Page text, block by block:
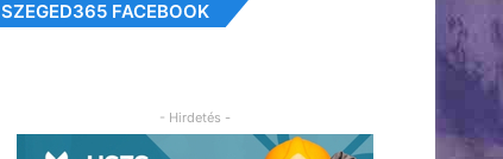
SZEGED365 FACEBOOK
- Hirdetés -